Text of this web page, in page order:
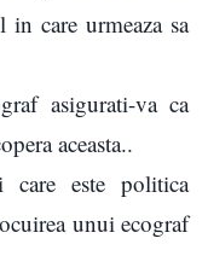
care urmeaza sa
asigurati-va ca
aceasta..
care este politica
unui ecograf